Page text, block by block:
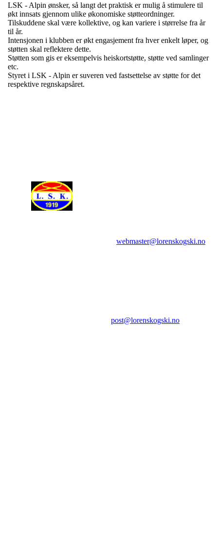
LSK - Alpin ønsker, så langt det praktisk er mulig å stimulere til
økt innsats gjennom ulike økonomiske støtteordninger.
Tilskuddene skal være kollektive, og kan variere i størrelse fra år
til år.
Intensjonen i klubben er økt engasjement fra hver enkelt løper, og
støtten skal reflektere dette.
Støtten som gis er eksempelvis heiskortstøtte, støtte ved samlinger
etc.
Styret i LSK - Alpin er suveren ved fastsettelse av støtte for det
respektive regnskapsåret.
webmaster@lorenskogski.no
post@lorenskogski.no